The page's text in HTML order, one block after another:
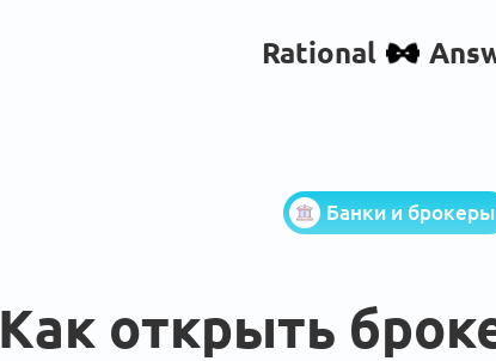
Rational
Банки и брокеры
Как открыть